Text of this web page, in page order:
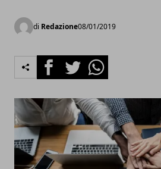
di Redazione08/01/2019
FacebookTwitterWhatsapp